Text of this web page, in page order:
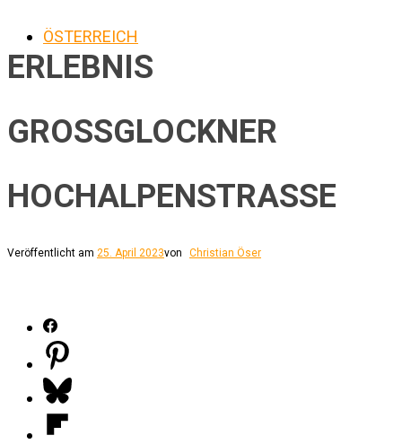
ÖSTERREICH
ERLEBNIS
GROSSGLOCKNER H
OCHALPENSTRASSE
Veröffentlicht am 25. April 2023von Christian Öser